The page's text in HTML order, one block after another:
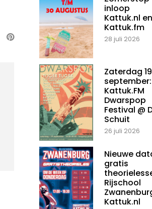
inloop
Kattuk.nl en
Kattuk.fm
28 juli 2026
Zaterdag 19
september:
Kattuk.FM
Dwarspop
Festival @
Schuit
26 juli 2026
Nieuwe
gratis
Rijschool
Kattuk.nl